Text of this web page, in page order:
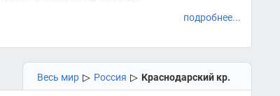
подробнее...
Весь мир ▷ Россия ▷ Краснодарский кр.